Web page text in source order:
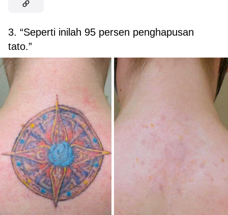
3. “Seperti inilah 95 persen penghapusan
tato.”